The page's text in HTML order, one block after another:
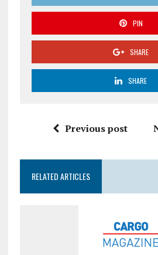
PIN
SHARE
SHARE
Previous post
RELATED ARTICLES